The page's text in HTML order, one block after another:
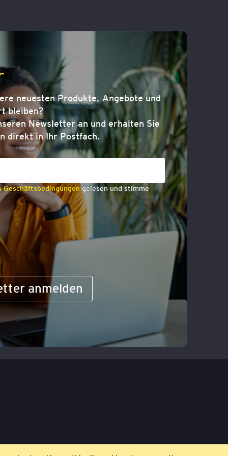
neuesten Produkte, Angebote und
bleiben?
Newsletter an und erhalten Sie
direkt in Ihr Postfach.
Geschäftsbedingungengelesen und stimme
anmelden
Impressum